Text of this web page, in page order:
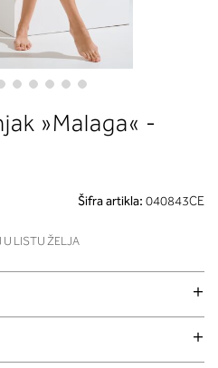
»Malaga« -
Šifra artikla: 040843CE
U LISTU ŽELJA